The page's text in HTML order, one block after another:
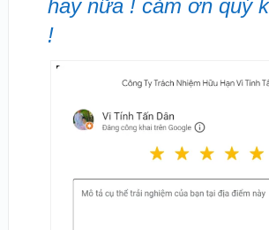
hay nữa ! cảm ơn quý
!